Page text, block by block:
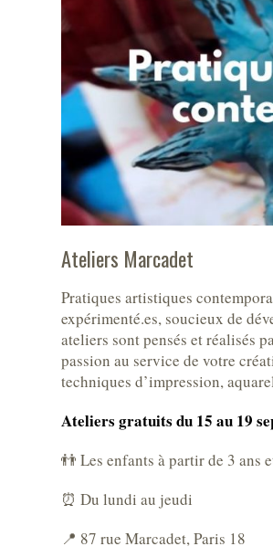
Ateliers Marcadet
Pratiques artistiques
expérimenté.es, soucieux de
ateliers sont pensés et réalisés
passion au service de votre
techniques d’impression,
Ateliers gratuits du 15 au 19
👬 Les enfants à partir de 3 ans
⏰ Du lundi au jeudi
📍 87 rue Marcadet, Paris 18